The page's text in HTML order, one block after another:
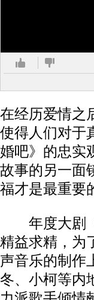
在经历爱情之
使得人们对于
婚吧》的忠实
故事的另一面
福才是最重要
年度大剧《
精益求精，为
声音乐的制作
冬、小柯等内